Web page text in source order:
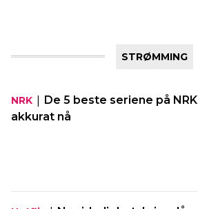
STRØMMING
NRK | De 5 beste seriene på NRK
akkurat nå